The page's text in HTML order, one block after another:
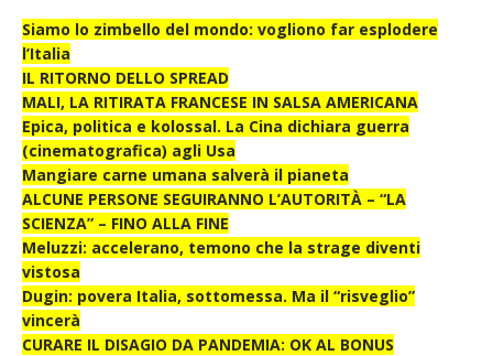
Siamo lo zimbello del mondo: vogliono far esplodere
l’Italia
IL RITORNO DELLO SPREAD
MALI, LA RITIRATA FRANCESE IN SALSA AMERICANA
Epica, politica e kolossal. La Cina dichiara guerra
(cinematografica) agli Usa
Mangiare carne umana salverà il pianeta
ALCUNE PERSONE SEGUIRANNO L’AUTORITÀ – “LA
SCIENZA” – FINO ALLA FINE
Meluzzi: accelerano, temono che la strage diventi
vistosa
Dugin: povera Italia, sottomessa. Ma il “risveglio”
vincerà
CURARE IL DISAGIO DA PANDEMIA: OK AL BONUS